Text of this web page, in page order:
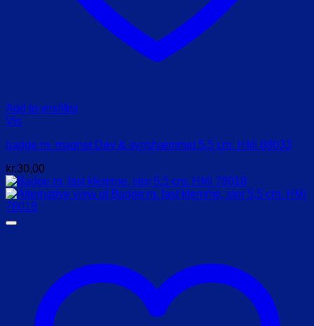
Add to wishlist
Vis
badge m. magnet Døv & synshæmmet 5,5 cm. HMI 88033
kr.30,00